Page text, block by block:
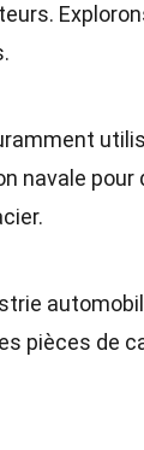
navale pour
pièces de